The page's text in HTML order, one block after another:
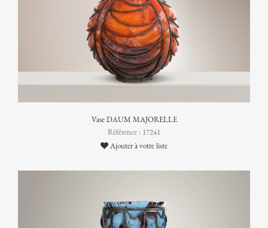
Vase DAUM MAJORELLE
Référence : 17241
Ajouter à votre liste